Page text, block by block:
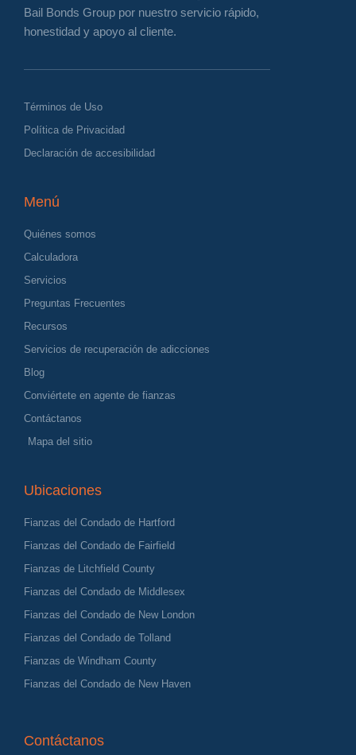
Bail Bonds Group por nuestro servicio rápido,
honestidad y apoyo al cliente.
Términos de Uso
Política de Privacidad
Declaración de accesibilidad
Menú
Quiénes somos
Calculadora
Servicios
Preguntas Frecuentes
Recursos
Servicios de recuperación de adicciones
Blog
Conviértete en agente de fianzas
Contáctanos
Mapa del sitio
Ubicaciones
Fianzas del Condado de Hartford
Fianzas del Condado de Fairfield
Fianzas de Litchfield County
Fianzas del Condado de Middlesex
Fianzas del Condado de New London
Fianzas del Condado de Tolland
Fianzas de Windham County
Fianzas del Condado de New Haven
Contáctanos